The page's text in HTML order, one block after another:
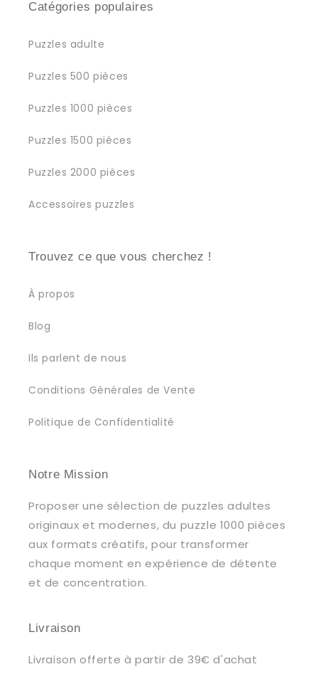
Catégories populaires
Puzzles adulte
Puzzles 500 pièces
Puzzles 1000 pièces
Puzzles 1500 pièces
Puzzles 2000 pièces
Accessoires puzzles
Trouvez ce que vous cherchez !
À propos
Blog
Ils parlent de nous
Conditions Générales de Vente
Politique de Confidentialité
Notre Mission
Proposer une sélection de puzzles adultes
originaux et modernes, du puzzle 1000 pièces
aux formats créatifs, pour transformer
chaque moment en expérience de détente
et de concentration.
Livraison
Livraison offerte à partir de 39€ d'achat